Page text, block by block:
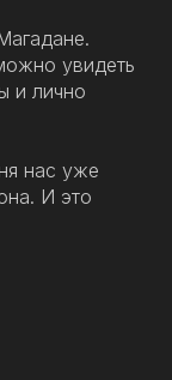
увидеть
и лично
нас уже
И это